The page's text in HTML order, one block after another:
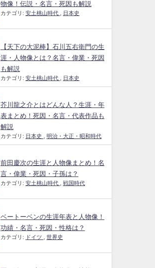
物像！伝説・名言・死因も解説
カテゴリ: 安土桃山時代 日本史
【天下の大泥棒】石川五右衛門の生
涯・人物像とは？名言・偉業・死因
も解説
カテゴリ: 安土桃山時代 日本史
芥川龍之介とはどんな人？生涯・年
表まとめ！死因・名言・代表作品も
解説
カテゴリ: 日本史 明治・大正・昭和時代
前田慶次の生涯と人物像まとめ！名
言・偉業・死因・子孫は？
カテゴリ: 安土桃山時代 戦国時代
ベートーベンの生涯年表と人物像！
功績・名言・死因・性格は？
カテゴリ: ドイツ 世界史